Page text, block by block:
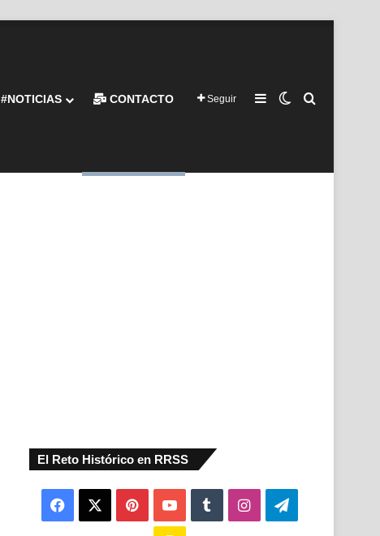
#NOTICIAS CONTACTO Seguir Barra lateral
Switch skin
El Reto Histórico en RRSS
Facebook PinterestYouTubeTumblrInstagramTelegram